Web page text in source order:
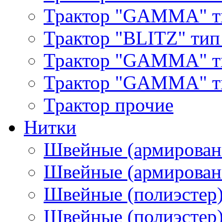
Трактор "GAMMA"
Трактор "BLITZ"
Трактор "GAMMA"
Трактор "GAMMA"
Трактор прочие
Нитки
Швейные
Швейные
Швейные
Швейные